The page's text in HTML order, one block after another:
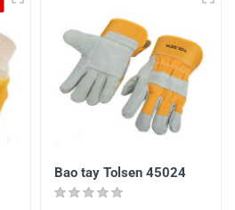
Bao tay Tolsen 45024